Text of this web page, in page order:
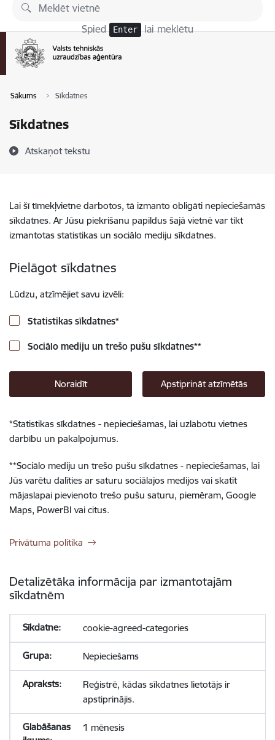
Pāriet uz lapas saturu
Spied Enter lai meklētu
Sākums Sīkdatnes
Sīkdatnes
Atskaņot tekstu
Lai šī tīmekļvietne darbotos, tā izmanto obligāti nepieciešamās
sīkdatnes. Ar Jūsu piekrišanu papildus šajā vietnē var tikt
izmantotas statistikas un sociālo mediju sīkdatnes.
Pielāgot sīkdatnes
Lūdzu, atzīmējiet savu izvēli:
Statistikas sīkdatnes*
Sociālo mediju un trešo pušu sīkdatnes**
Noraidīt Apstiprināt atzīmētās
*Statistikas sīkdatnes - nepieciešamas, lai uzlabotu vietnes
darbību un pakalpojumus.
**Sociālo mediju un trešo pušu sīkdatnes - nepieciešamas, lai
Jūs varētu dalīties ar saturu sociālajos medijos vai skatīt
mājaslapai pievienoto trešo pušu saturu, piemēram, Google
Maps, PowerBI vai citus.
Privātuma politika
Detalizētāka informācija par izmantotajām
sīkdatnēm
cookie-agreed-categories
Nepieciešams
Reģistrē, kādas sīkdatnes lietotājs ir
apstiprinājis.
1 mēnesis